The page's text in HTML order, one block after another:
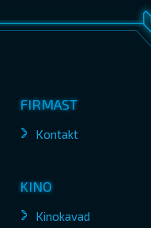
FIRMAST
Kontakt
KINO
Kinokavad